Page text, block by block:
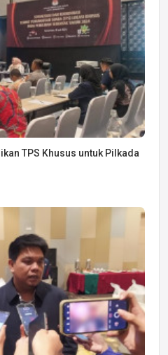
TPS Khusus untuk Pilkada